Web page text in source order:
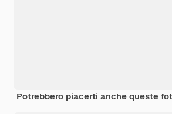
Potrebbero piacerti anche queste